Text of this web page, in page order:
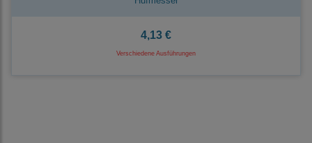
4,13 €
Verschiedene Ausführungen